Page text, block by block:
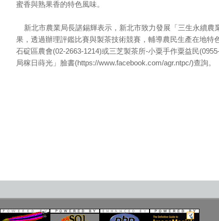
蜜香與熟果香的特色風味。
新北市農業局長諶錫輝表示，新北市致力發展「三生永續農
果，透過辦理評鑑比賽與製茶技術競賽，輔導農民生產在地特
石碇區農會(02-2663-1214)或三芝製茶所-小粟手作粟益民
局稼日蒔光」臉書(https://www.facebook.com/agr.ntpc/)查詢。